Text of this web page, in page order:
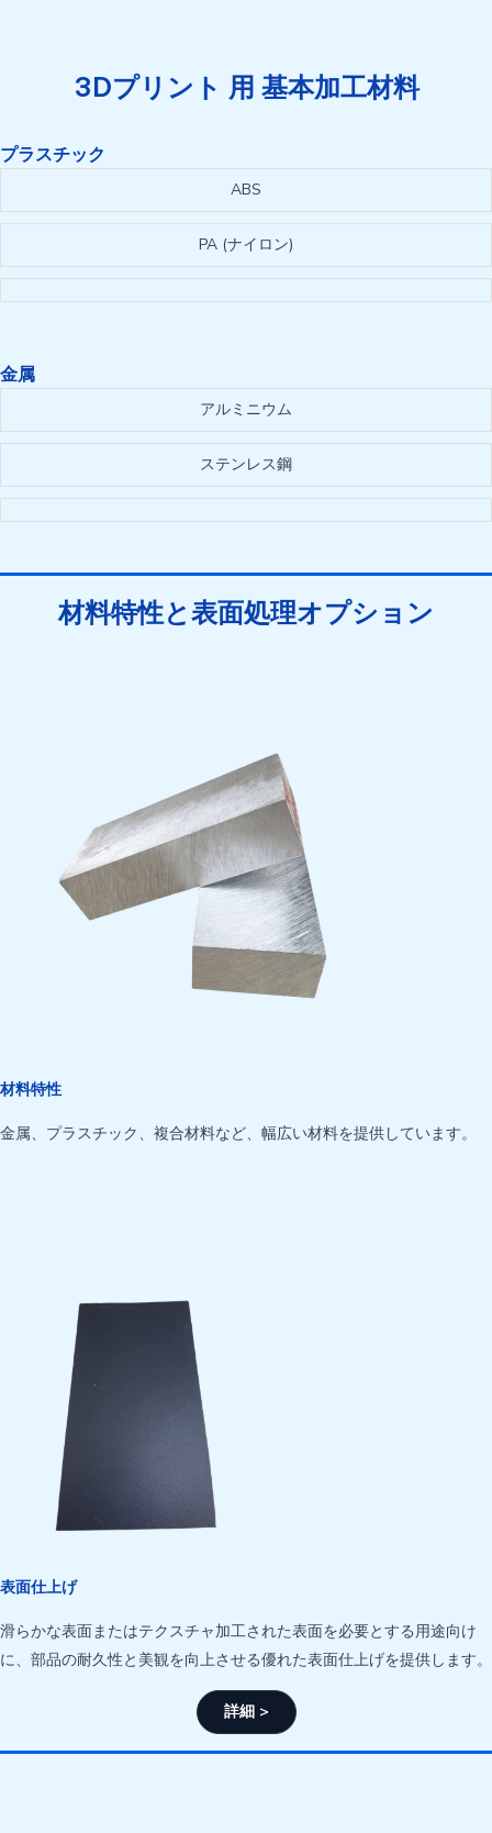
3Dプリント 用 基本加工材料
プラスチック
ABS
PA (ナイロン)
金属
アルミニウム
ステンレス鋼
材料特性と表面処理オプション
材料特性
金属、プラスチック、複合材料など、幅広い材料を提供しています。
表面仕上げ
滑らかな表面またはテクスチャ加工された表面を必要とする用途向け
に、部品の耐久性と美観を向上させる優れた表面仕上げを提供します。
詳細 >